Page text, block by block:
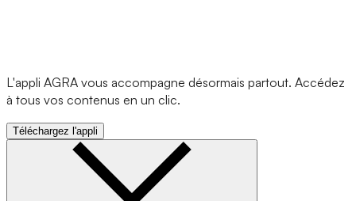
L'appli AGRA vous accompagne désormais partout. Accédez
à tous vos contenus en un clic.
Téléchargez l'appli